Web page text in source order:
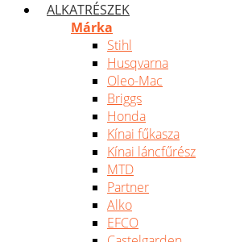
ALKATRÉSZEK
Márka
Stihl
Husqvarna
Oleo-Mac
Briggs
Honda
Kínai fűkasza
Kínai láncfűrész
MTD
Partner
Alko
EFCO